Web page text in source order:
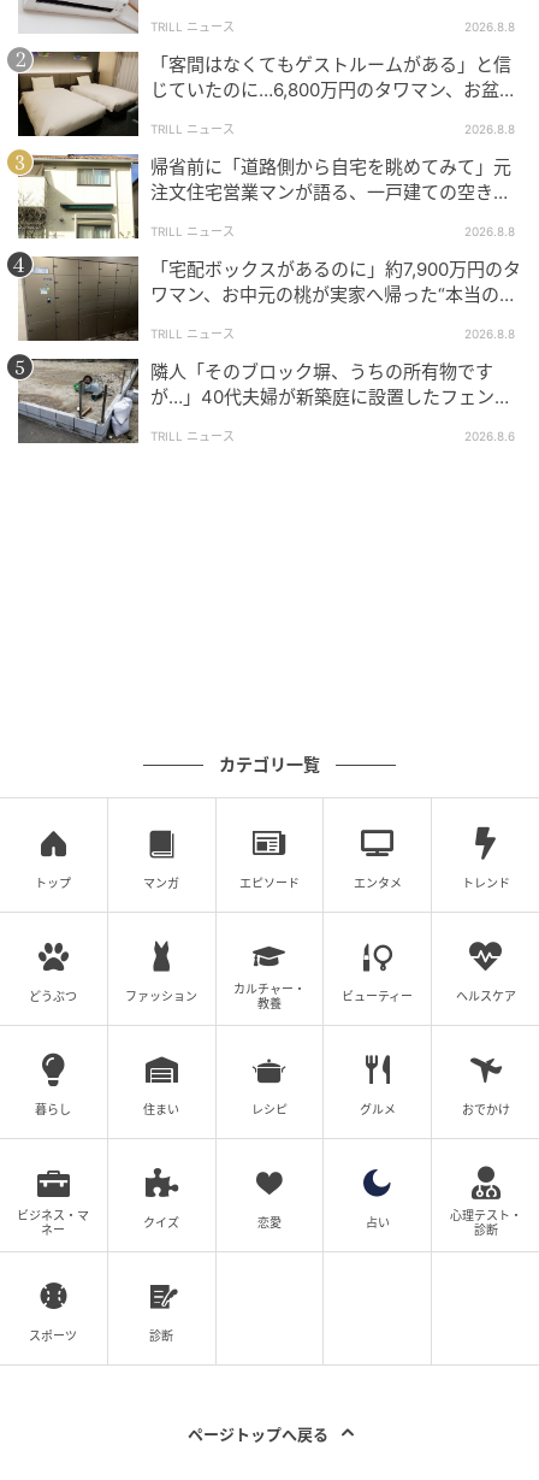
カビにはアルコールスプレーが有効な場合もあります
が、床材のワックスを剥がしてしまうおそれがあるた
め、使う際は目立たない場所で試してからにしましょ
う。
グリーンもマイホームも、どちらも大切に
植物の鉢は常に水分を含んでいます。「おしゃれだか
ら」と直接床に置くのは、想像以上にリスクを伴う行
為
今すぐ、お部屋の鉢を持ち上げてみてください。もし
床がしっとりしていたら、それはカビが発生する一歩
携わった経験をもとに、「マイホーム取得を少しでも
ラクに」をテーマに、住宅ジャンルの記事を幅広く執
筆中。インテリアコーディネーター／1級カラーコーデ
ィネーター（商品色彩）資格保有。
【エピソード募集】日常のちょっとした体験、TRILL
でシェアしませんか？【2分で完了・匿名】
#1 お義姉さんたちくるって、私話したよ
ね？ ねぇ、それでも…
プロフィール
EOライターとして独立。500組以上の家づくり相談
でもラクに」をテーマに、住宅ジャンルの記事を幅
広く執筆中。インテリアコーディネーター／1級カラ
TRILL ニュース 2026.8.8
「客間はなくてもゲストルームがある」と信
じていたのに…6,800万円のタワマン、お盆に
た】
TRILL ニュース 2026.8.8
帰省前に「道路側から自宅を眺めてみて」元
注文住宅営業マンが語る、一戸建ての空き巣
TRILL ニュース 2026.8.8
「宅配ボックスがあるのに」約7,900万円のタ
ワマン、お中元の桃が実家へ帰った“本当の理
TRILL ニュース 2026.8.8
隣人「そのブロック塀、うちの所有物です
が…」40代夫婦が新築庭に設置したフェン
TRILL ニュース 2026.8.6
カテゴリ一覧
トップ マンガ エピソード エンタメ トレンド
どうぶつ ファッション
カルチャー・
教養
ビューティー ヘルスケア
暮らし 住まい レシピ グルメ おでかけ
ビジネス・マ
ネー
クイズ 恋愛 占い
心理テスト・
診断
スポーツ 診断
ページトップへ戻る